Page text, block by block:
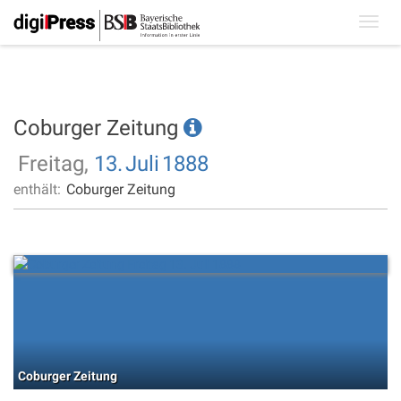
Coburger Zeitung
Freitag, 13.Juli 1888
enthält: Coburger Zeitung
Coburger Zeitung